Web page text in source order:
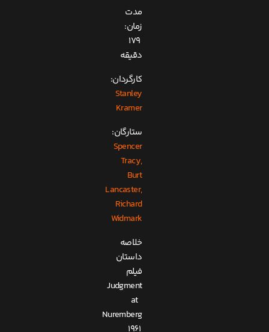
مدت
زمان:
179
دقیقه
کارگردان:
Stanley
Kramer
ستارگان:
Spencer
Tracy,
Burt
Lancaster,
Richard
Widmark
خلاصه
داستان
فیلم
Judgment
at
Nuremberg